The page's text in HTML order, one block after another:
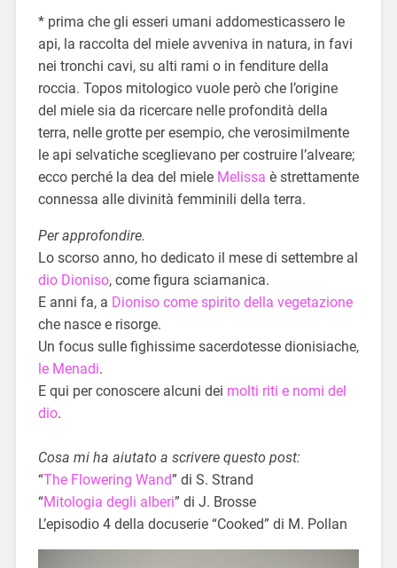
* prima che gli esseri umani addomesticassero le
api, la raccolta del miele avveniva in natura, in favi
nei tronchi cavi, su alti rami o in fenditure della
roccia. Topos mitologico vuole però che l’origine
del miele sia da ricercare nelle profondità della
terra, nelle grotte per esempio, che verosimilmente
le api selvatiche sceglievano per costruire l’alveare;
ecco perché la dea del miele Melissa è strettamente
connessa alle divinità femminili della terra.
Per approfondire.
Lo scorso anno, ho dedicato il mese di settembre al
dio Dioniso, come figura sciamanica.
E anni fa, a Dioniso come spirito della vegetazione
che nasce e risorge.
Un focus sulle fighissime sacerdotesse dionisiache,
le Menadi.
E qui per conoscere alcuni dei molti riti e nomi del
dio.
Cosa mi ha aiutato a scrivere questo post:
“The Flowering Wand” di S. Strand
“Mitologia degli alberi” di J. Brosse
L’episodio 4 della docuserie “Cooked” di M. Pollan